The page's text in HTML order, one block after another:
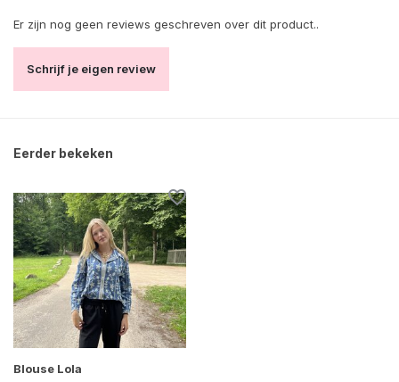
Er zijn nog geen reviews geschreven over dit product..
Schrijf je eigen review
Eerder bekeken
Blouse Lola